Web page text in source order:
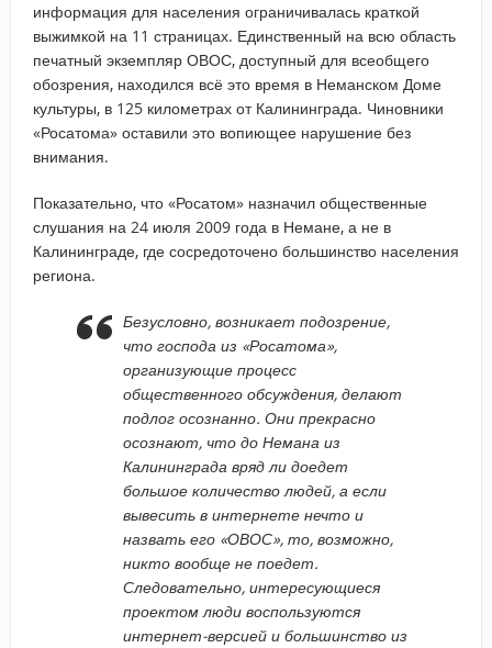
информация для населения ограничивалась краткой
выжимкой на 11 страницах. Единственный на всю область
печатный экземпляр ОВОС, доступный для всеобщего
обозрения, находился всё это время в Неманском Доме
культуры, в 125 километрах от Калининграда. Чиновники
«Росатома» оставили это вопиющее нарушение без
внимания.
Показательно, что «Росатом» назначил общественные
слушания на 24 июля 2009 года в Немане, а не в
Калининграде, где сосредоточено большинство населения
региона.
Безусловно, возникает подозрение,
что господа из «Росатома»,
организующие процесс
общественного обсуждения, делают
подлог осознанно. Они прекрасно
осознают, что до Немана из
Калининграда вряд ли доедет
большое количество людей, а если
вывесить в интернете нечто и
назвать его «ОВОС», то, возможно,
никто вообще не поедет.
Следовательно, интересующиеся
проектом люди воспользуются
интернет-версией и большинство из